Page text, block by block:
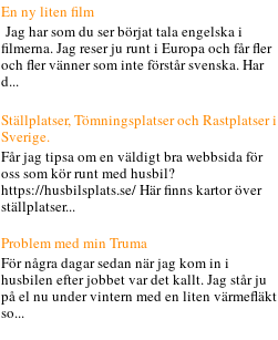
En ny liten film
Jag har som du ser börjat tala engelska i
filmerna. Jag reser ju runt i Europa och får fler
och fler vänner som inte förstår svenska. Har
d...
Ställplatser, Tömningsplatser och Rastplatser i
Sverige.
Får jag tipsa om en väldigt bra webbsida för
oss som kör runt med husbil?
https://husbilsplats.se/ Här finns kartor över
ställplatser...
Problem med min Truma
För några dagar sedan när jag kom in i
husbilen efter jobbet var det kallt. Jag står ju
på el nu under vintern med en liten värmefläkt
so...